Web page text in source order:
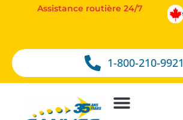
1-800-210-9921
Assistance routière 24/7